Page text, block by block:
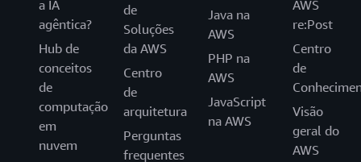
a IA
agêntica?
Hub de
conceitos
de
computação
em
nuvem
de
Soluções
da AWS
Centro
de
arquitetura
Perguntas
frequentes
Java na
AWS
PHP na
AWS
JavaScript
na AWS
AWS
re:Post
Centro
de
Visão
geral do
AWS